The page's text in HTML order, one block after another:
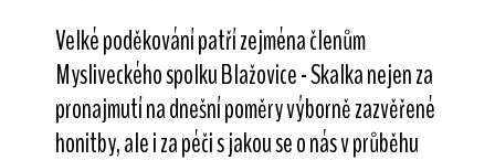
Velké poděkování patří zejména členům
Mysliveckého spolku Blažovice - Skalka nejen za
pronajmutí na dnešní poměry výborně zazvěřené
honitby, ale i za péči s jakou se o nás v průběhu